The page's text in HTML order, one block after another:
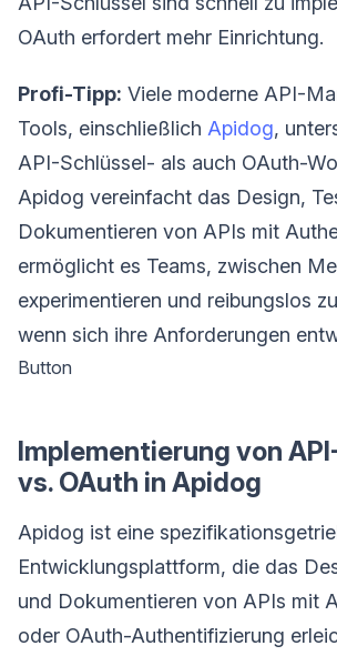
OAuth erfordert mehr Einrichtung.
Profi-Tipp: Viele moderne API-
Tools, einschließlich Apidog,
API-Schlüssel- als auch OAuth-
Apidog vereinfacht das Design,
Dokumentieren von APIs mit
ermöglicht es Teams, zwischen
experimentieren und reibungslos
wenn sich ihre Anforderungen
Button
Implementierung von
vs. OAuth in Apidog
Apidog ist eine
Entwicklungsplattform, die das
und Dokumentieren von APIs mit
oder OAuth-Authentifizierung